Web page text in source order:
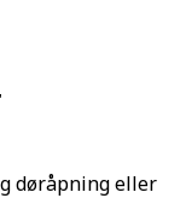
døråpning eller